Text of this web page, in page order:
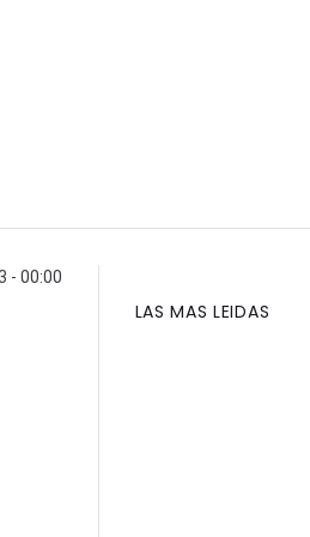
- 00:00
LAS MAS LEIDAS